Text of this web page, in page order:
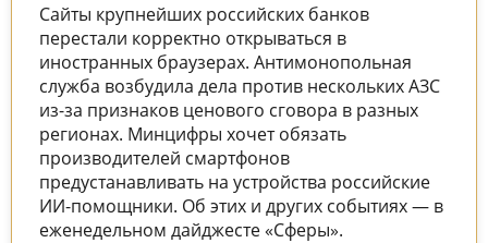
Сайты крупнейших российских банков
перестали корректно открываться в
иностранных браузерах. Антимонопольная
служба возбудила дела против нескольких АЗС
из-за признаков ценового сговора в разных
регионах. Минцифры хочет обязать
производителей смартфонов
предустанавливать на устройства российские
ИИ-помощники. Об этих и других событиях — в
еженедельном дайджесте «Сферы».